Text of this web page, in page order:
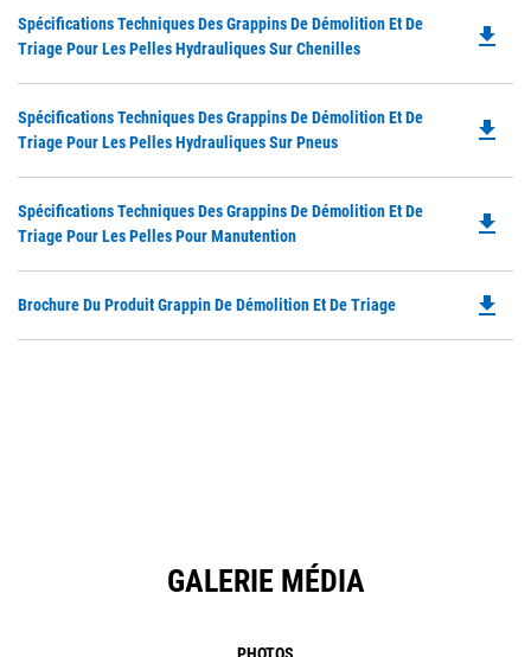
Spécifications Techniques Des Grappins De Démolition Et De
Triage Pour Les Pelles Hydrauliques Sur Chenilles
file_download
Spécifications Techniques Des Grappins De Démolition Et De
Triage Pour Les Pelles Hydrauliques Sur Pneus
file_download
Spécifications Techniques Des Grappins De Démolition Et De
Triage Pour Les Pelles Pour Manutention
file_download
Brochure Du Produit Grappin De Démolition Et De Triage file_download
GALERIE MÉDIA